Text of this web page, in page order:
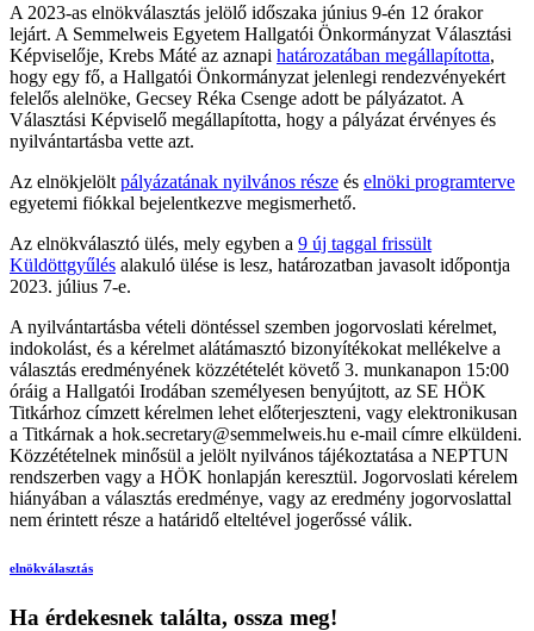
A 2023-as elnökválasztás jelölő időszaka június 9-én 12 órakor
lejárt. A Semmelweis Egyetem Hallgatói Önkormányzat Választási
Képviselője, Krebs Máté az aznapi határozatában megállapította,
hogy egy fő, a Hallgatói Önkormányzat jelenlegi rendezvényekért
felelős alelnöke, Gecsey Réka Csenge adott be pályázatot. A
Választási Képviselő megállapította, hogy a pályázat érvényes és
nyilvántartásba vette azt.
Az elnökjelölt pályázatának nyilvános része és elnöki programterve
egyetemi fiókkal bejelentkezve megismerhető.
Az elnökválasztó ülés, mely egyben a 9 új taggal frissült
Küldöttgyűlés alakuló ülése is lesz, határozatban javasolt időpontja
2023. július 7-e.
A nyilvántartásba vételi döntéssel szemben jogorvoslati kérelmet,
indokolást, és a kérelmet alátámasztó bizonyítékokat mellékelve a
választás eredményének közzétételét követő 3. munkanapon 15:00
óráig a Hallgatói Irodában személyesen benyújtott, az SE HÖK
Titkárhoz címzett kérelmen lehet előterjeszteni, vagy elektronikusan
a Titkárnak a hok.secretary@semmelweis.hu e-mail címre elküldeni.
Közzétételnek minősül a jelölt nyilvános tájékoztatása a NEPTUN
rendszerben vagy a HÖK honlapján keresztül. Jogorvoslati kérelem
hiányában a választás eredménye, vagy az eredmény jogorvoslattal
nem érintett része a határidő elteltével jogerőssé válik.
elnökválasztás
Ha érdekesnek találta, ossza meg!